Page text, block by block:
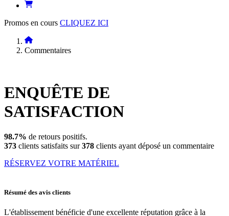
Promos en cours CLIQUEZ ICI
Commentaires
ENQUÊTE DE
SATISFACTION
98.7% de retours positifs.
373 clients satisfaits sur378 clients ayant déposé un commentaire
RÉSERVEZ VOTRE MATÉRIEL
Résumé des avis clients
L'établissement bénéficie d'une excellente réputation grâce à la